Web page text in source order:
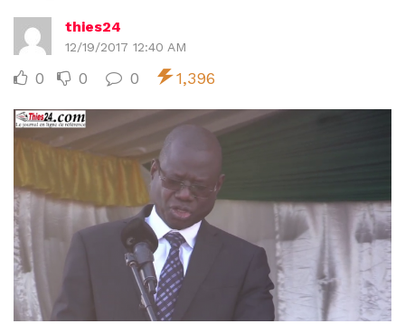
thies24
12/19/2017 12:40 AM
0 0 0 1,396